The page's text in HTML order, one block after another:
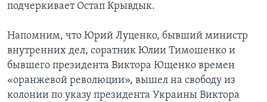
подчеркивает Остап Крывдык.
Напомним, что Юрий Луценко, бывший министр
внутренних дел, соратник Юлии Тимошенко и
бывшего президента Виктора Ющенко времен
«оранжевой революции», вышел на свободу из
колонии по указу президента Украины Виктора